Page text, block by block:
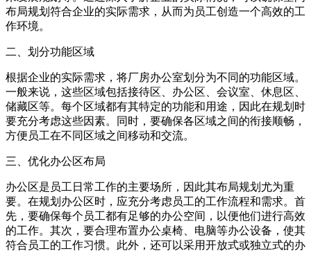
布局规划符合企业的实际需求，从而为员工创造一个高效的工
作环境。
二、划分功能区域
根据企业的实际需求，将厂房办公室划分为不同的功能区域。
一般来说，这些区域包括接待区、办公区、会议室、休息区、
储藏区等。每个区域都有其特定的功能和用途，因此在规划时
要充分考虑这些因素。同时，要确保各区域之间的衔接顺畅，
方便员工在不同区域之间移动和交流。
三、优化办公区布局
办公区是员工日常工作的主要场所，因此其布局规划尤为重
要。在规划办公区时，应充分考虑员工的工作流程和需求。首
先，要确保每个员工都有足够的办公空间，以便他们进行高效
的工作。其次，要合理布置办公桌椅、电脑等办公设备，使其
符合员工的工作习惯。此外，还可以采用开放式或独立式的办